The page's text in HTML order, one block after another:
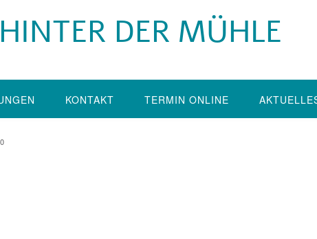
DER MÜHLE
KONTAKT TERMIN ONLINE